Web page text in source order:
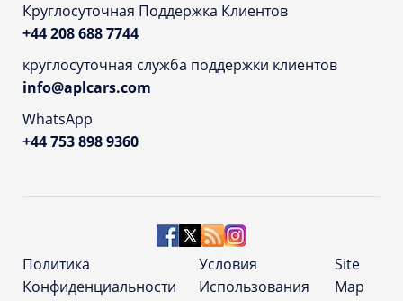
Круглосуточная Поддержка Клиентов
+44 208 688 7744
круглосуточная служба поддержки клиентов
info@aplcars.com
WhatsApp
+44 753 898 9360
Политика
Конфиденциальности
Условия
Использования
Site
Map